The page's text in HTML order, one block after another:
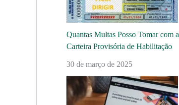
Quantas Multas Posso Tomar com a
Carteira Provisória de Habilitação
30 de março de 2025